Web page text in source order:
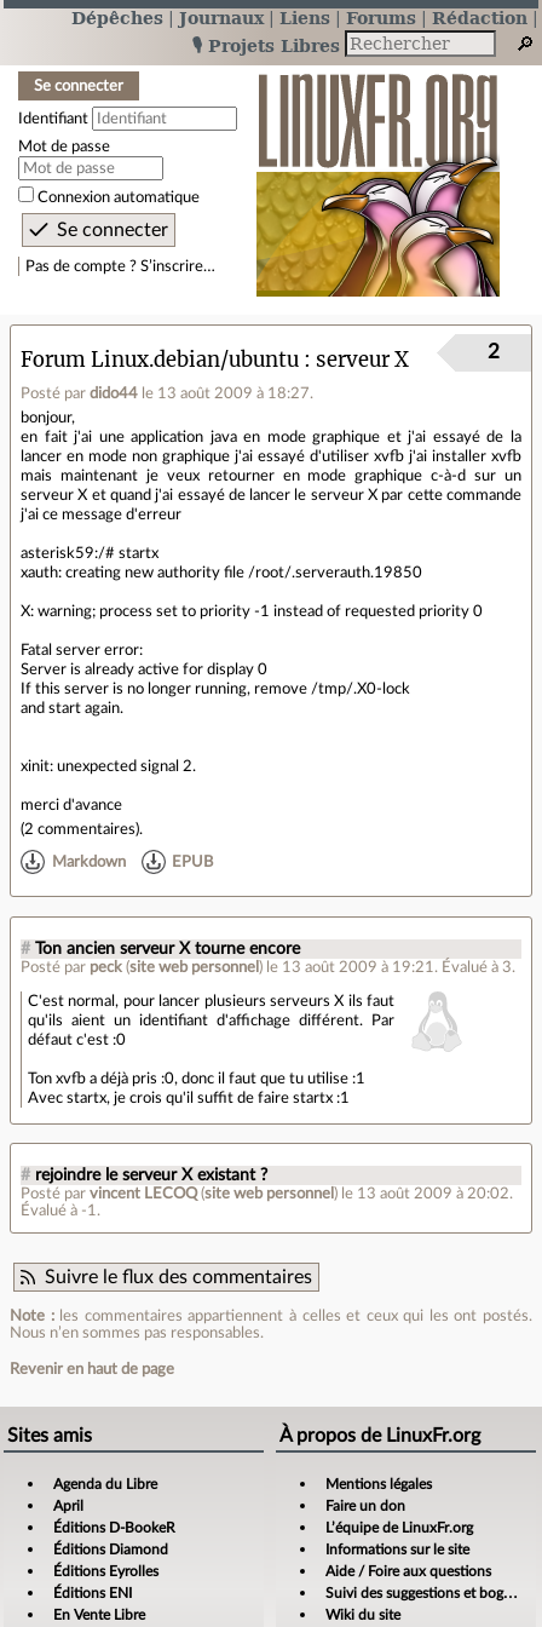
Dépêches Journaux Liens Forums
Rédaction
🎙️ Projets Libres
Se connecter
Identifiant
Mot de passe
Connexion automatique
Pas de compte ? S’inscrire…
Forum Linux.debian/ubuntu serveur X
Posté par dido44 le 13 août 2009 à 18:27.
2
bonjour,
en fait j'ai une application java en mode graphique et j'ai essayé de la
lancer en mode non graphique j'ai essayé d'utiliser xvfb j'ai installer xvfb
mais maintenant je veux retourner en mode graphique c-à-d sur un
serveur X et quand j'ai essayé de lancer le serveur X par cette commande
j'ai ce message d'erreur
asterisk59:/# startx
xauth: creating new authority file /root/.serverauth.19850
X: warning; process set to priority -1 instead of requested priority 0
Fatal server error:
Server is already active for display 0
If this server is no longer running, remove /tmp/.X0-lock
and start again.
xinit: unexpected signal 2.
merci d'avance
(2 commentaires).
Markdown EPUB
# Ton ancien serveur X tourne encore
Posté par peck (site web personnel ) le 13 août 2009 à 19:21 . Évalué à 3.
C'est normal, pour lancer plusieurs serveurs X ils faut
qu'ils aient un identifiant d'affichage différent. Par
défaut c'est :0
Ton xvfb a déjà pris :0, donc il faut que tu utilise :1
Avec startx, je crois qu'il suffit de faire startx :1
# rejoindre le serveur X existant ?
Posté par vincent LECOQ(site web personnel ) le 13 août 2009 à 20:02.
Évalué à -1 .
Suivre le flux des commentaires
Note :les commentaires appartiennent à celles et ceux qui les ont postés.
Nous n’en sommes pas responsables.
Revenir en haut de page
Sites amis
Agenda du Libre
April
Éditions D-BookeR
Éditions Diamond
Éditions Eyrolles
Éditions ENI
En Vente Libre
À propos de LinuxFr.org
Mentions légales
Faire un don
L’équipe de LinuxFr.org
Informations sur le site
Aide / Foire aux questions
Suivi des suggestions et bogues
Wiki du site